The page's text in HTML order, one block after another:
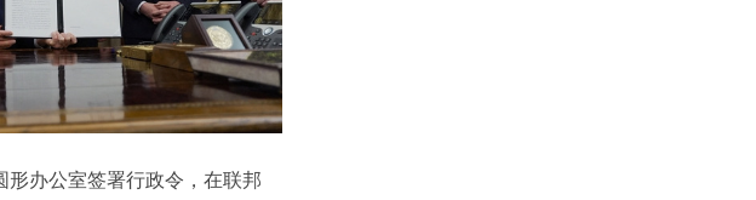
形办公室签署行政令，在联邦